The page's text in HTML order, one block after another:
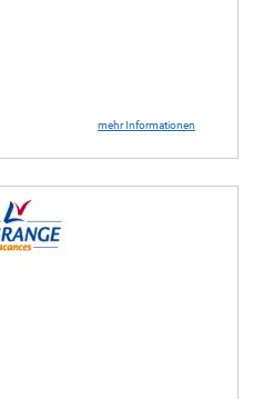
mehr Informationen